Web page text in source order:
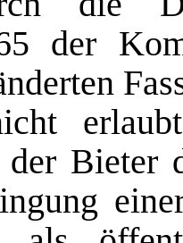
der
der Bieter